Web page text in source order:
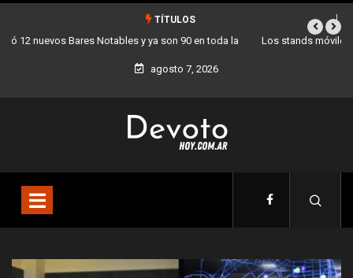
TÍTULOS
Los stands móviles de la Ciudad llegan esta semana a Villa Devoto
agosto 7, 2026